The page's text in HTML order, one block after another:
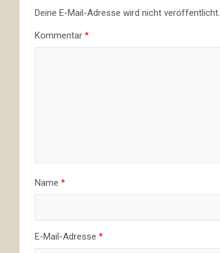
Deine E-Mail-Adresse wird nicht veröffentlicht.
Kommentar *
Name *
E-Mail-Adresse *